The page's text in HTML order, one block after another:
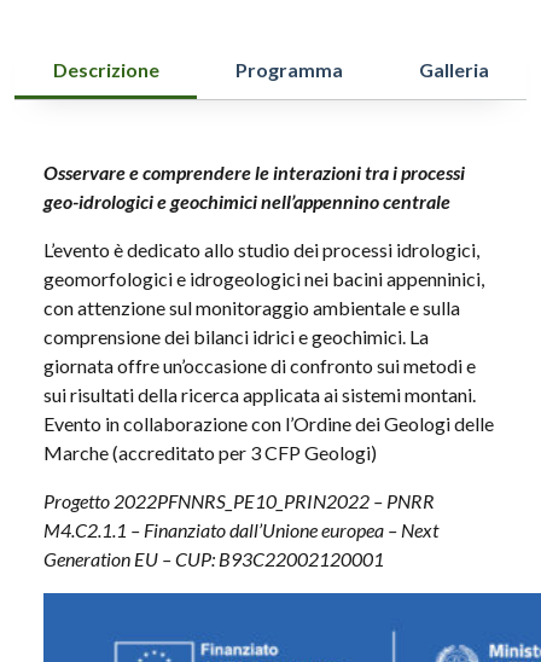
Descrizione Programma Galleria
Osservare e comprendere le interazioni tra i processi
geo-idrologici e geochimici nell’appennino centrale
L’evento è dedicato allo studio dei processi idrologici,
geomorfologici e idrogeologici nei bacini appenninici,
con attenzione sul monitoraggio ambientale e sulla
comprensione dei bilanci idrici e geochimici. La
giornata offre un’occasione di confronto sui metodi e
sui risultati della ricerca applicata ai sistemi montani.
Evento in collaborazione con l’Ordine dei Geologi delle
Marche (accreditato per 3 CFP Geologi)
Progetto 2022PFNNRS_PE10_PRIN2022 – PNRR
M4.C2.1.1 – Finanziato dall’Unione europea – Next
Generation EU – CUP: B93C22002120001